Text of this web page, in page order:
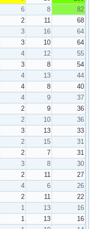
6 8
82
2 11
68
3 16
64
3 10
64
4 12
55
3 8
54
4 13
44
4 8
40
4 9
37
2 9
36
2 10
36
3 13
33
2 15
31
2 7
31
3 8
30
2 11
27
4 6
26
2 11
22
1 13
16
1 13
16